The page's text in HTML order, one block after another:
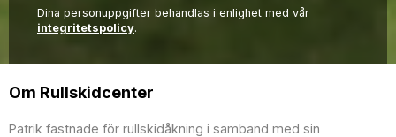
Dina personuppgifter behandlas i enlighet med vår
integritetspolicy.
Om Rullskidcenter
Patrik fastnade för rullskidåkning i samband med sin